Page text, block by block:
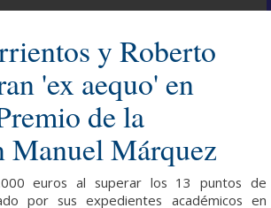
y Roberto
'ex aequo' en
de la
Manuel Márquez
euros al superar los 13 puntos de
por sus expedientes académicos en